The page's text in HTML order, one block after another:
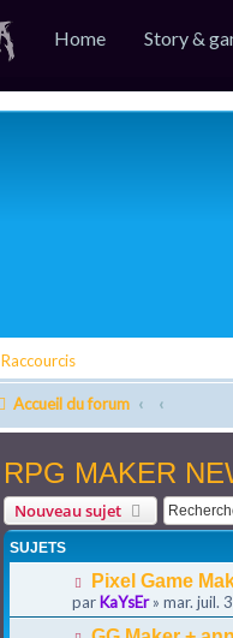
Home Story &
Raccourcis
Accueil du forum
RPG MAKER
Nouveau sujet
SUJETS
Pixel Game
parKaYsEr» mar. juil.